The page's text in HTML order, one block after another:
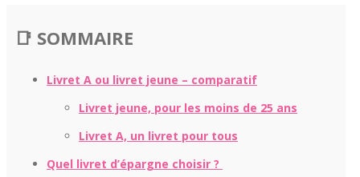
📑 SOMMAIRE
Livret A ou livret jeune – comparatif
Livret jeune, pour les moins de 25 ans
Livret A, un livret pour tous
Quel livret d’épargne choisir ?